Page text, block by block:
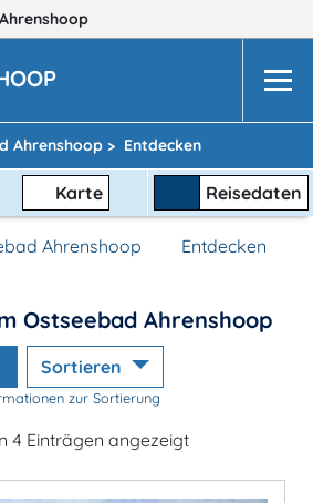
Ahrenshoop
Ahrenshoop > Entdecken
Karte Reisedaten
Ahrenshoop
Entdecken
Ostseebad Ahrenshoop
Sortieren
zur Sortierung
4 Einträgen angezeigt